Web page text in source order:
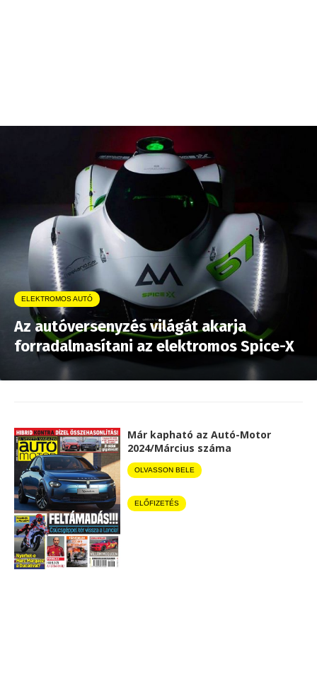
ELEKTROMOS AUTÓ
Az autóversenyzés világát akarja
forradalmasítani az elektromos Spice-X
Már kapható az Autó-Motor
2024/Március száma
OLVASSON BELE
ELŐFIZETÉS